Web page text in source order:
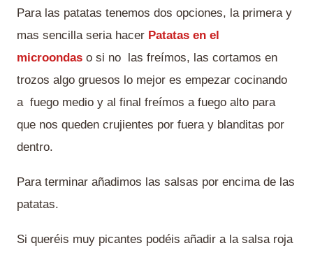
Para las patatas tenemos dos opciones, la primera y
mas sencilla seria hacer Patatas en el
microondas o si no las freímos, las cortamos en
trozos algo gruesos lo mejor es empezar cocinando
a fuego medio y al final freímos a fuego alto para
que nos queden crujientes por fuera y blanditas por
dentro.
Para terminar añadimos las salsas por encima de las
patatas.
Si queréis muy picantes podéis añadir a la salsa roja